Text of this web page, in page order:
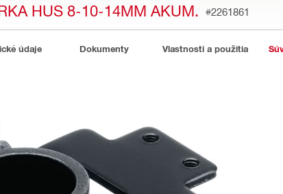
HUS 8-10-14MM AKUM. #2261861
údaje Dokumenty Vlastnosti a použitia